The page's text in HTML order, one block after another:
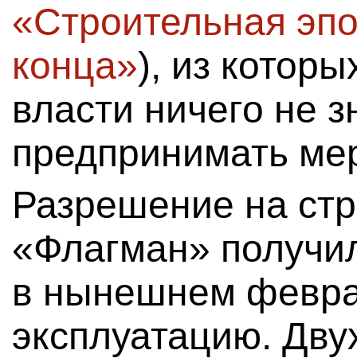
«Строительная
конца»), из
власти ничего не
предпринимать
Разрешение на
«Флагман»
в нынешнем
эксплуатацию.